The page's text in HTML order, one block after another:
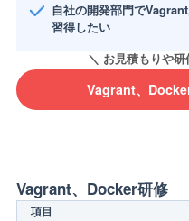
自社の開発部門で
習得したい
Vagrant、
Vagrant、Docker研修
項目